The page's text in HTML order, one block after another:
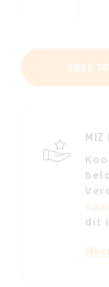
VOEG
MIZ
dit